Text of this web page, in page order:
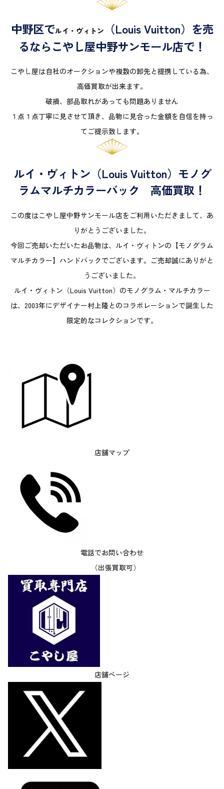
中野区でルイ・ヴィトン
（Louis Vuitton）を売
るならこやし屋中野サンモール店で！
こやし屋は自社のオークションや複数の卸先と提携している為、
高価買取が出来ます。
破損、部品取れがあっても問題ありません
１点１点丁寧に見させて頂き、品物に見合った金額を自信を持っ
てご提示致します。
ルイ・ヴィトン（Louis Vuitton）モノグ
ラムマルチカラーバック 高価買取！
この度はこやし屋中野サンモール店をご利用いただきまして、あ
りがとうございました。
今回ご売却いただいたお品物は、ルイ・ヴィトンの【モノグラム
マルチカラー】ハンドバックでございます。ご売却誠にありがと
うございました。
ルイ・ヴィトン（Louis Vuitton）のモノグラム・マルチカラー
は、2003年にデザイナー村上隆とのコラボレーションで誕生した
限定的なコレクションです。
店舗マップ
電話でお問い合わせ
（出張買取可）
店舗ページ